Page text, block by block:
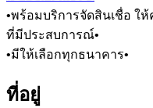
•พร้อมบริการจัดสินเชื่อ ใ
ที่มีประสบการณ์•
•มีให้เลือกทุกธนาคาร•
ที่อยู่